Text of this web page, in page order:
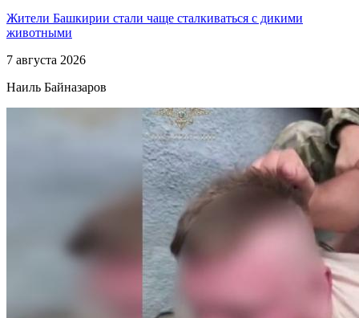
Жители Башкирии стали чаще сталкиваться с дикими
животными
7 августа 2026
Наиль Байназаров